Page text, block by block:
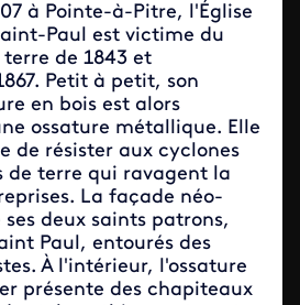
à Pointe-à-Pitre, l'Église
Paul est victime du
de 1843 et
Petit à petit, son
en bois est alors
ossature métallique. Elle
de résister aux cyclones
de terre qui ravagent la
La façade néo-
deux saints patrons,
Paul, entourés des
À l'intérieur, l'ossature
présente des chapiteaux